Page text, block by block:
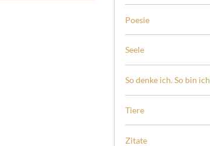
Poesie
Seele
So denke ich. So bin ich
Tiere
Zitate